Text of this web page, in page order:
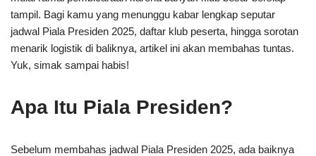
tampil. Bagi kamu yang menunggu kabar lengkap seputar
jadwal Piala Presiden 2025, daftar klub peserta, hingga sorotan
menarik logistik di baliknya, artikel ini akan membahas tuntas.
Yuk, simak sampai habis!
Apa Itu Piala Presiden?
Sebelum membahas jadwal Piala Presiden 2025, ada baiknya